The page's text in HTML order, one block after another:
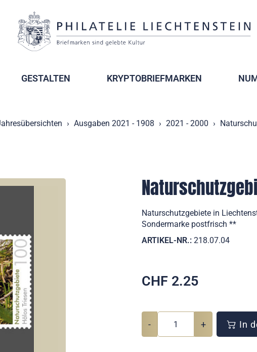
GESTALTEN KRYPTOBRIEFMARKEN
Ausgaben 2021 - 1908 2021 - 2000
Naturschutzgebiete in
Sondermarke postfrisch **
ARTIKEL-NR.: 218.07.04
CHF 2.25
- + In